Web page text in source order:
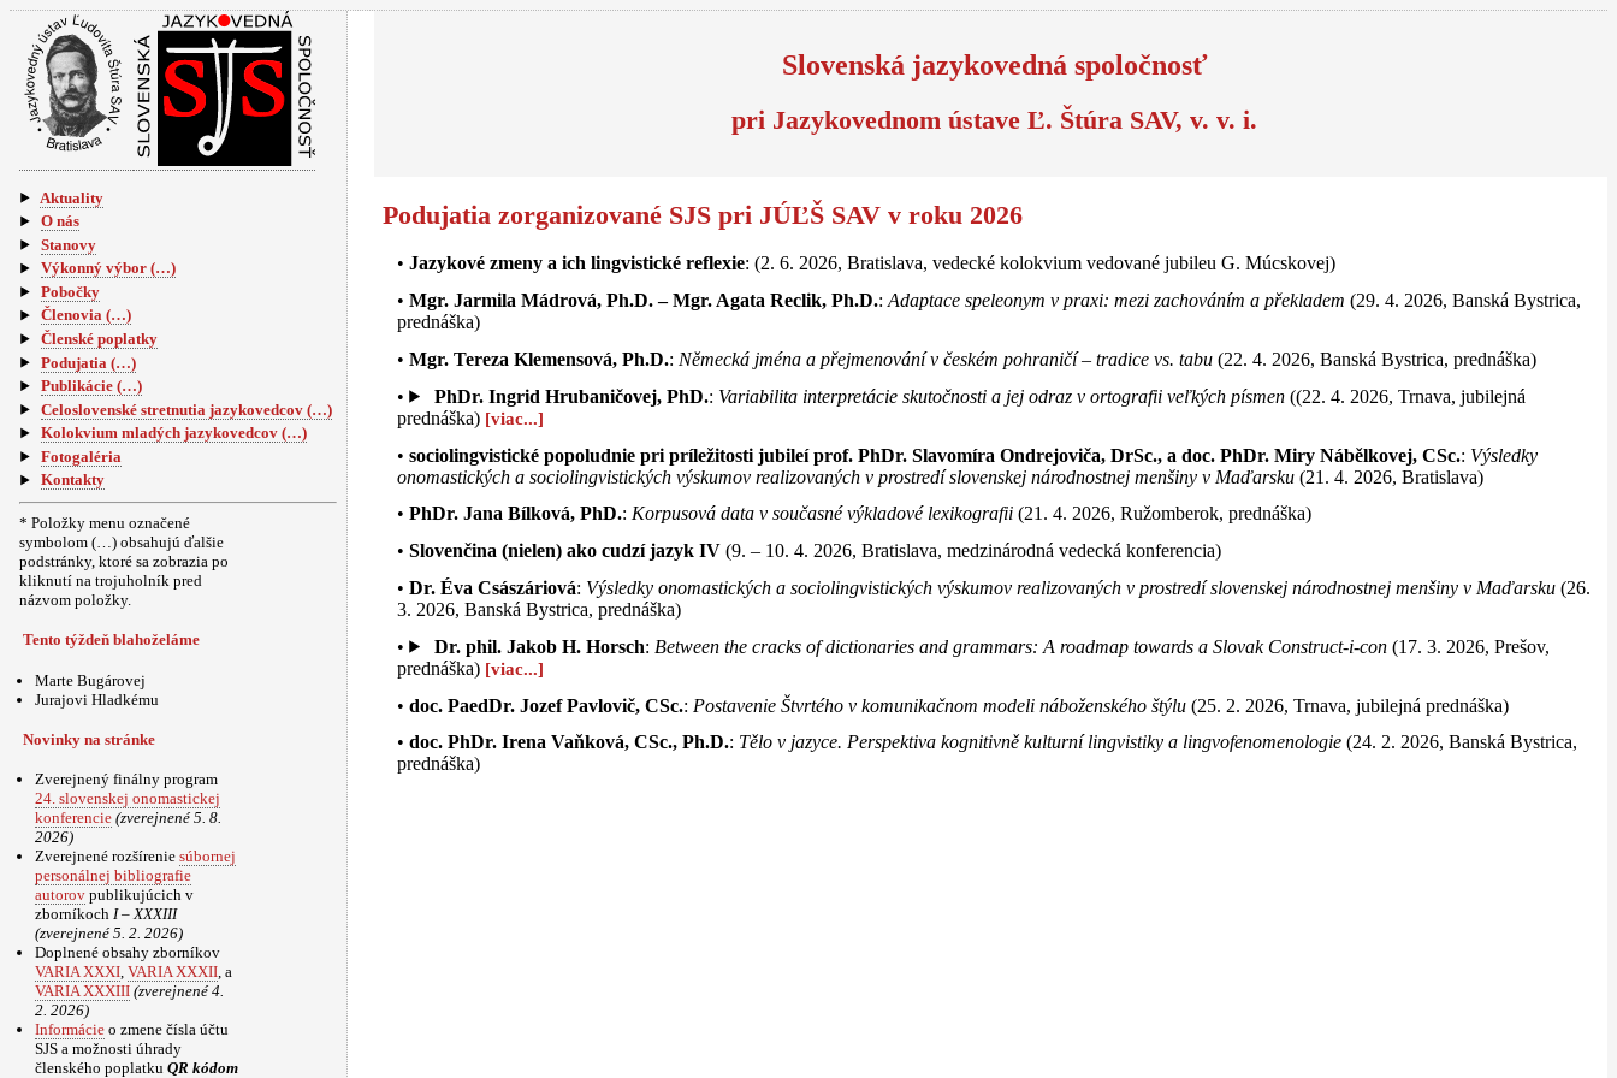
Aktuality
O nás
Stanovy
Výkonný výbor (…)
Pobočky
Členovia (…)
Členské poplatky
Podujatia (…)
Publikácie (…)
Celoslovenské stretnutia jazykovedcov (…)
Kolokvium mladých jazykovedcov (…)
Fotogaléria
Kontakty
* Položky menu označené
symbolom (…) obsahujú ďalšie
podstránky, ktoré sa zobrazia po
kliknutí na trojuholník pred
názvom položky.
Tento týždeň blahoželáme
Marte Bugárovej
Jurajovi Hladkému
Novinky na stránke
Zverejnený finálny program
24. slovenskej onomastickej
konferencie (zverejnené 5. 8.
2026)
Zverejnené rozšírenie súbornej
personálnej bibliografie
autorov publikujúcich v
zborníkoch I – XXXIII
(zverejnené 5. 2. 2026)
Doplnené obsahy zborníkov
VARIA XXXI, VARIA XXXII, a
VARIA XXXIII (zverejnené 4.
2. 2026)
Informácie o zmene čísla účtu
SJS a možnosti úhrady
členského poplatku QR kódom
Slovenská jazykovedná spoločnosť
pri Jazykovednom ústave Ľ. Štúra SAV, v. v. i.
Podujatia zorganizované SJS pri JÚĽŠ SAV v roku 2026
Jazykové zmeny a ich lingvistické reflexie: (2. 6. 2026, Bratislava, vedecké kolokvium vedované jubileu G. Múcskovej)
Mgr. Jarmila Mádrová, Ph.D. – Mgr. Agata Reclik, Ph.D.:Adaptace speleonym v praxi: mezi zachováním a překladem (29. 4. 2026, Banská Bystrica,
prednáška)
Mgr. Tereza Klemensová, Ph.D.: Německá jména a přejmenování v českém pohraničí – tradice vs. tabu (22. 4. 2026, Banská Bystrica, prednáška)
PhDr. Ingrid Hrubaničovej, PhD.: Variabilita interpretácie skutočnosti a jej odraz v ortografii veľkých písmen ((22. 4. 2026, Trnava, jubilejná
prednáška)
sociolingvistické popoludnie pri príležitosti jubileí prof. PhDr. Slavomíra Ondrejoviča, DrSc., a doc. PhDr. Miry Nábělkovej, CSc.: Výsledky
onomastických a sociolingvistických výskumov realizovaných v prostredí slovenskej národnostnej menšiny v Maďarsku (21. 4. 2026, Bratislava)
PhDr. Jana Bílková, PhD.: Korpusová data v současné výkladové lexikografii (21. 4. 2026, Ružomberok, prednáška)
Slovenčina (nielen) ako cudzí jazyk IV (9. – 10. 4. 2026, Bratislava, medzinárodná vedecká konferencia)
Dr. Éva Császáriová: Výsledky onomastických a sociolingvistických výskumov realizovaných v prostredí slovenskej národnostnej menšiny v Maďarsku (26.
3. 2026, Banská Bystrica, prednáška)
Dr. phil. Jakob H. Horsch: Between the cracks of dictionaries and grammars: A roadmap towards a Slovak Construct-i-con (17. 3. 2026, Prešov,
prednáška)
doc. PaedDr. Jozef Pavlovič, CSc.: Postavenie Štvrtého v komunikačnom modeli náboženského štýlu (25. 2. 2026, Trnava, jubilejná prednáška)
doc. PhDr. Irena Vaňková, CSc., Ph.D.: Tělo v jazyce. Perspektiva kognitivně kulturní lingvistiky a lingvofenomenologie (24. 2. 2026, Banská Bystrica,
prednáška)